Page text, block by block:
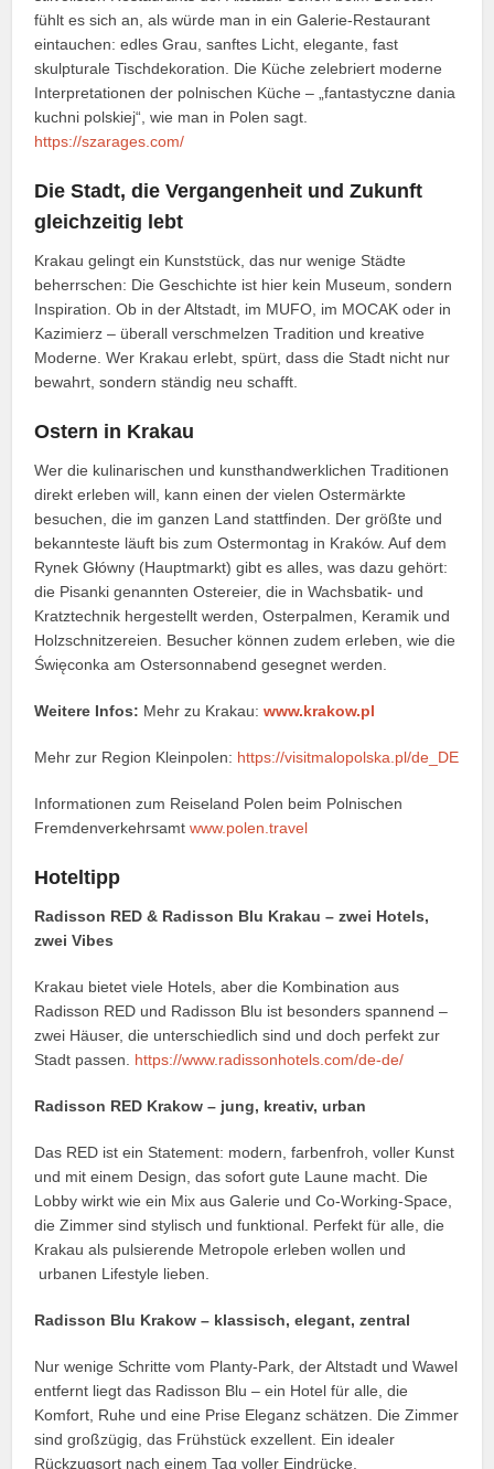
fühlt es sich an, als würde man in ein Galerie-Restaurant
eintauchen: edles Grau, sanftes Licht, elegante, fast
skulpturale Tischdekoration. Die Küche zelebriert moderne
Interpretationen der polnischen Küche – „fantastyczne dania
kuchni polskiej“, wie man in Polen sagt.
https://szarages.com/
Die Stadt, die Vergangenheit und Zukunft
gleichzeitig lebt
Krakau gelingt ein Kunststück, das nur wenige Städte
beherrschen: Die Geschichte ist hier kein Museum, sondern
Inspiration. Ob in der Altstadt, im MUFO, im MOCAK oder in
Kazimierz – überall verschmelzen Tradition und kreative
Moderne. Wer Krakau erlebt, spürt, dass die Stadt nicht nur
bewahrt, sondern ständig neu schafft.
Ostern in Krakau
Wer die kulinarischen und kunsthandwerklichen Traditionen
direkt erleben will, kann einen der vielen Ostermärkte
besuchen, die im ganzen Land stattfinden. Der größte und
bekannteste läuft bis zum Ostermontag in Kraków. Auf dem
Rynek Główny (Hauptmarkt) gibt es alles, was dazu gehört:
die Pisanki genannten Ostereier, die in Wachsbatik- und
Kratztechnik hergestellt werden, Osterpalmen, Keramik und
Holzschnitzereien. Besucher können zudem erleben, wie die
Święconka am Ostersonnabend gesegnet werden.
Weitere Infos: Mehr zu Krakau:www.krakow.pl
Mehr zur Region Kleinpolen: https://visitmalopolska.pl/de_DE
Informationen zum Reiseland Polen beim Polnischen
Fremdenverkehrsamtwww.polen.travel
Hoteltipp
Radisson RED & Radisson Blu Krakau – zwei Hotels,
zwei Vibes
Krakau bietet viele Hotels, aber die Kombination aus
Radisson RED und Radisson Blu ist besonders spannend –
zwei Häuser, die unterschiedlich sind und doch perfekt zur
Stadt passen. https://www.radissonhotels.com/de-de/
Radisson RED Krakow – jung, kreativ, urban
Das RED ist ein Statement: modern, farbenfroh, voller Kunst
und mit einem Design, das sofort gute Laune macht. Die
Lobby wirkt wie ein Mix aus Galerie und Co‑Working‑Space,
die Zimmer sind stylisch und funktional. Perfekt für alle, die
Krakau als pulsierende Metropole erleben wollen und
urbanen Lifestyle lieben.
Radisson Blu Krakow – klassisch, elegant, zentral
Nur wenige Schritte vom Planty‑Park, der Altstadt und Wawel
entfernt liegt das Radisson Blu – ein Hotel für alle, die
Komfort, Ruhe und eine Prise Eleganz schätzen. Die Zimmer
sind großzügig, das Frühstück exzellent. Ein idealer
Rückzugsort nach einem Tag voller Eindrücke.